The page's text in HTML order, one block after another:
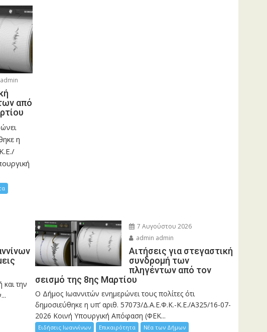
από
η
και την
7 Αυγούστου 2026
admin admin
Αιτήσεις για στεγαστική
συνδρομή των
πληγέντων από τον
σεισμό της 8ης Μαρτίου
Ο Δήμος Ιωαννιτών ενημερώνει τους πολίτες ότι
δημοσιεύθηκε η υπ’ αριθ. 57073/Δ.Α.Ε.Φ.Κ.-Κ.Ε./Α325/16-07-
2026 Κοινή Υπουργική Απόφαση (ΦΕΚ...
Ειδήσεις Ιωαννίνων Επικαιρότητα Νέα των Δήμων